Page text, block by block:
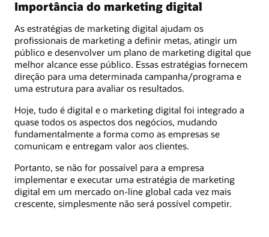
Importância do marketing digital
As estratégias de marketing digital ajudam os
profissionais de marketing a definir metas, atingir um
público e desenvolver um plano de marketing digital que
melhor alcance esse público. Essas estratégias fornecem
direção para uma determinada campanha/programa e
uma estrutura para avaliar os resultados.
Hoje, tudo é digital e o marketing digital foi integrado a
quase todos os aspectos dos negócios, mudando
fundamentalmente a forma como as empresas se
comunicam e entregam valor aos clientes.
Portanto, se não for possaível para a empresa
implementar e executar uma estratégia de marketing
digital em um mercado on-line global cada vez mais
crescente, simplesmente não será possível competir.